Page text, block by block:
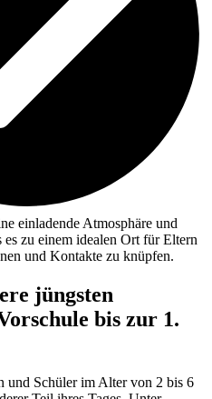
einladende Atmosphäre und
zu einem idealen Ort für Eltern
und Kontakte zu knüpfen.
jüngsten
bis zur 1.
und Schüler im Alter von 2 bis 6